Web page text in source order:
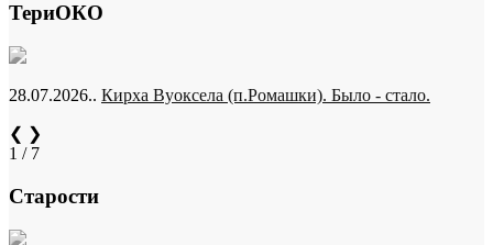
ТериОКО
28.07.2026.. Кирха Вуоксела (п.Ромашки). Было - стало.
❮ ❯
1 / 7
Старости